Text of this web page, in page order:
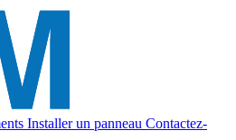
Installer un panneau Contactez-